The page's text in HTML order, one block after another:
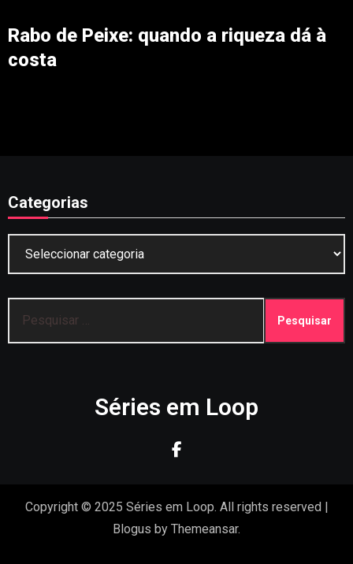
Rabo de Peixe: quando a riqueza dá à
costa
Categorias
por:
Séries em Loop
Copyright © 2025 Séries em Loop. All rights reserved |
Blogus by Themeansar.